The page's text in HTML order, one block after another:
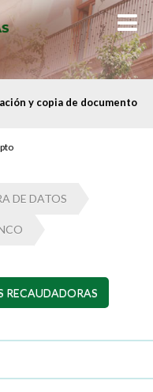
y copia de documento
DE DATOS
RECAUDADORAS